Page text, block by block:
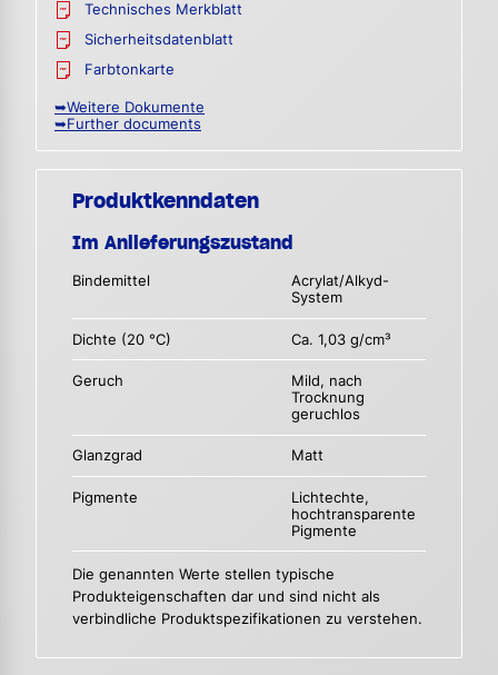
Technisches Merkblatt
Sicherheitsdatenblatt
Farbtonkarte
➥Weitere Dokumente
➥Further documents
Produktkenndaten
Im Anlieferungszustand
Bindemittel
Acrylat/Alkyd-
System
Dichte (20 °C) Ca. 1,03 g/cm³
Geruch
Mild, nach
Trocknung
geruchlos
Glanzgrad Matt
Pigmente
Lichtechte,
hochtransparente
Pigmente
Die genannten Werte stellen typische
Produkteigenschaften dar und sind nicht als
verbindliche Produktspezifikationen zu verstehen.